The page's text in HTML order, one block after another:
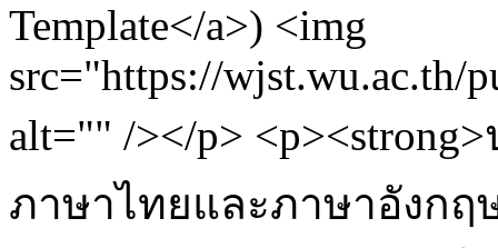
Template</a>) <img
src="https://wjst.wu.ac.th/
alt="" /></p>
ภาษาไทยและภาษาอังกฤษ